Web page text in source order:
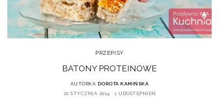
PRZEPISY
BATONY PROTEINOWE
AUTORKA DOROTA KAMIŃSKA
22 STYCZNIA 2014
1 UDOSTĘPNIEŃ